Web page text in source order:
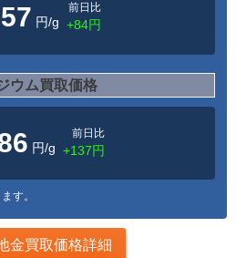
円/g
前日比
+84円
ウム買取価格
円/g
前日比
+137円
す。
金買取価格詳細